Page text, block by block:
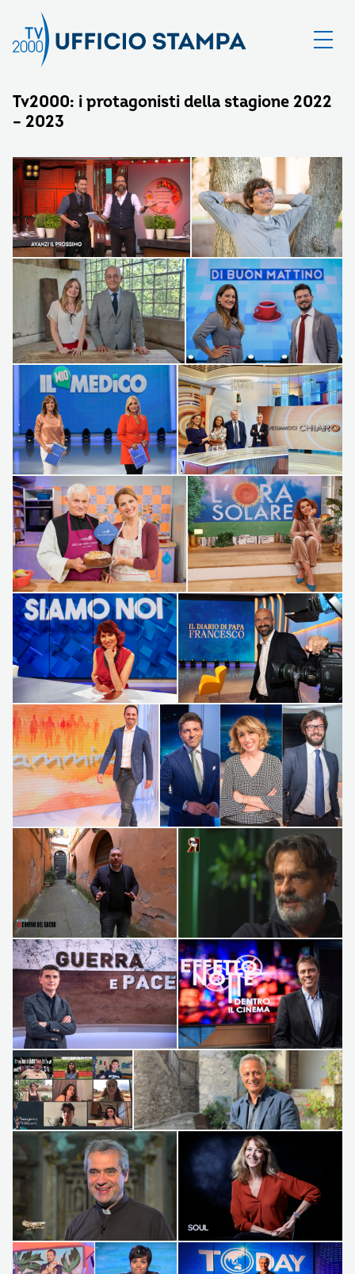
Tv2000: i protagonisti della stagione 2022
– 2023